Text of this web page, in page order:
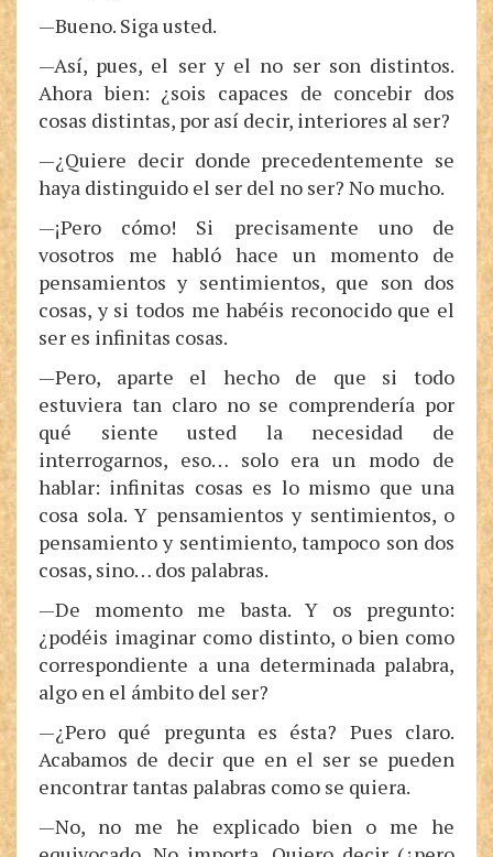
—Bueno. Siga usted.
—Así, pues, el ser y el no ser son distintos.
Ahora bien: ¿sois capaces de concebir dos
cosas distintas, por así decir, interiores al ser?
—¿Quiere decir donde precedentemente se
haya distinguido el ser del no ser? No mucho.
—¡Pero cómo! Si precisamente uno de
vosotros me habló hace un momento de
pensamientos y sentimientos, que son dos
cosas, y si todos me habéis reconocido que el
ser es infinitas cosas.
—Pero, aparte el hecho de que si todo
estuviera tan claro no se comprendería por
qué siente usted la necesidad de
interrogarnos, eso… solo era un modo de
hablar: infinitas cosas es lo mismo que una
cosa sola. Y pensamientos y sentimientos, o
pensamiento y sentimiento, tampoco son dos
cosas, sino… dos palabras.
—De momento me basta. Y os pregunto:
¿podéis imaginar como distinto, o bien como
correspondiente a una determinada palabra,
algo en el ámbito del ser?
—¿Pero qué pregunta es ésta? Pues claro.
Acabamos de decir que en el ser se pueden
encontrar tantas palabras como se quiera.
—No, no me he explicado bien o me he